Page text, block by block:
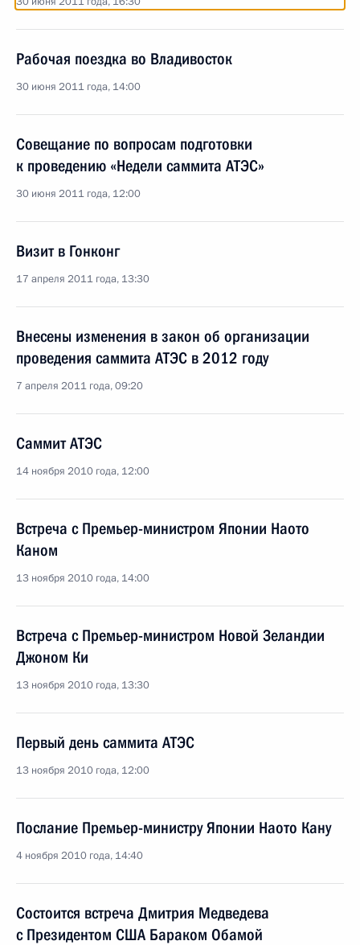
Рабочая поездка во Владивосток
30 июня 2011 года, 14:00
Совещание по вопросам подготовки
к проведению «Недели саммита АТЭС»
30 июня 2011 года, 12:00
Визит в Гонконг
17 апреля 2011 года, 13:30
Внесены изменения в закон об организации
проведения саммита АТЭС в 2012 году
7 апреля 2011 года, 09:20
Саммит АТЭС
14 ноября 2010 года, 12:00
Встреча с Премьер-министром Японии Наото
Каном
13 ноября 2010 года, 14:00
Встреча с Премьер-министром Новой Зеландии
Джоном Ки
13 ноября 2010 года, 13:30
Первый день саммита АТЭС
13 ноября 2010 года, 12:00
Послание Премьер-министру Японии Наото Кану
4 ноября 2010 года, 14:40
Состоится встреча Дмитрия Медведева
с Президентом США Бараком Обамой